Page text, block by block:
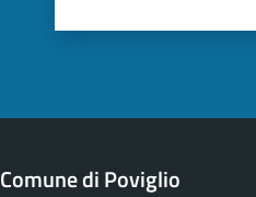
Comune di Poviglio